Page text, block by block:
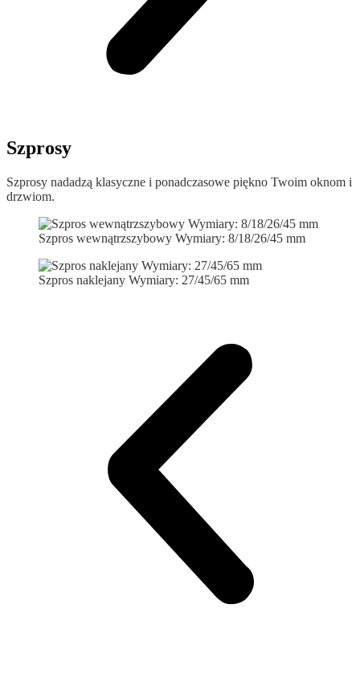
Szprosy
Szprosy nadadzą klasyczne i ponadczasowe piękno Twoim oknom i
drzwiom.
Szpros wewnątrzszybowy Wymiary: 8/18/26/45 mm
Szpros naklejany Wymiary: 27/45/65 mm